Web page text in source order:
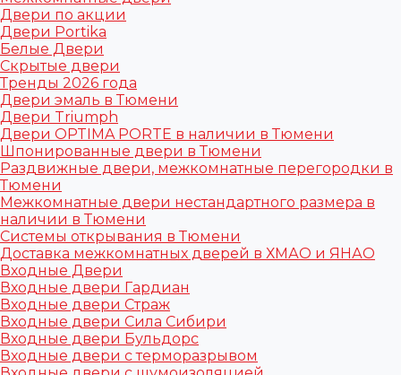
Двери по акции
Двери Portika
Белые Двери
Скрытые двери
Тренды 2026 года
Двери эмаль в Тюмени
Двери Triumph
Двери OPTIMA PORTE в наличии в Тюмени
Шпонированные двери в Тюмени
Раздвижные двери, межкомнатные перегородки в
Тюмени
Межкомнатные двери нестандартного размера в
наличии в Тюмени
Системы открывания в Тюмени
Доставка межкомнатных дверей в ХМАО и ЯНАО
Входные Двери
Входные двери Гардиан
Входные двери Страж
Входные двери Сила Сибири
Входные двери Бульдорс
Входные двери с терморазрывом